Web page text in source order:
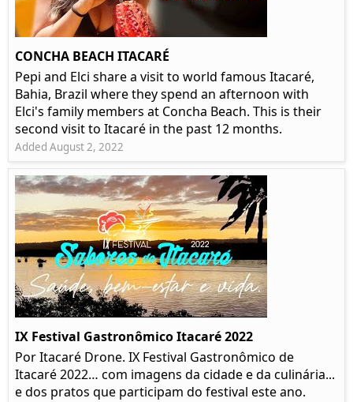
CONCHA BEACH ITACARÉ
Pepi and Elci share a visit to world famous Itacaré,
Bahia, Brazil where they spend an afternoon with
Elci's family members at Concha Beach. This is their
second visit to Itacaré in the past 12 months.
Added August 2, 2022
IX Festival Gastronômico Itacaré 2022
Por Itacaré Drone. IX Festival Gastronômico de
Itacaré 2022… com imagens da cidade e da culinária...
e dos pratos que participam do festival este ano.